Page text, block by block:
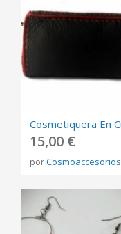
15,00 €
porCosmoaccesorios